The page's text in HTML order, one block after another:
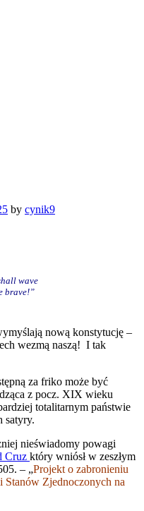
by cynik9
wave
brave!”
nową konstytucję –
wezmą naszą! I tak
za friko może być
z pocz. XIX wieku
totalitarnym państwie
satyry.
nieświadomy powagi
Cruz który wniósł w zeszłym
– „Projekt o zabronieniu
Zjednoczonych na